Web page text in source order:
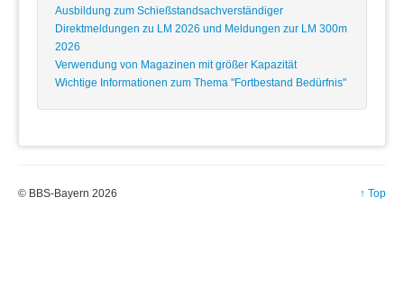
Ausbildung zum Schießstandsachverständiger
Direktmeldungen zu LM 2026 und Meldungen zur LM 300m
2026
Verwendung von Magazinen mit größer Kapazität
Wichtige Informationen zum Thema "Fortbestand Bedürfnis"
↑ Top
© BBS-Bayern 2026